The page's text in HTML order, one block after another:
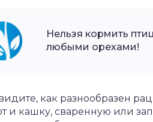
Нельзя кормить
любыми орехами!
как разнообразен
и кашку, сваренную или